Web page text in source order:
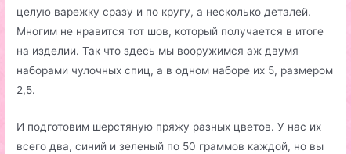
целую варежку сразу и по кругу, а несколько деталей.
Многим не нравится тот шов, который получается в итоге
на изделии. Так что здесь мы вооружимся аж двумя
наборами чулочных спиц, а в одном наборе их 5, размером
2,5.
И подготовим шерстяную пряжу разных цветов. У нас их
всего два, синий и зеленый по 50 граммов каждой, но вы